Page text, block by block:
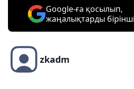
Google-ға қосылып,
жаңалықтарды
zkadm